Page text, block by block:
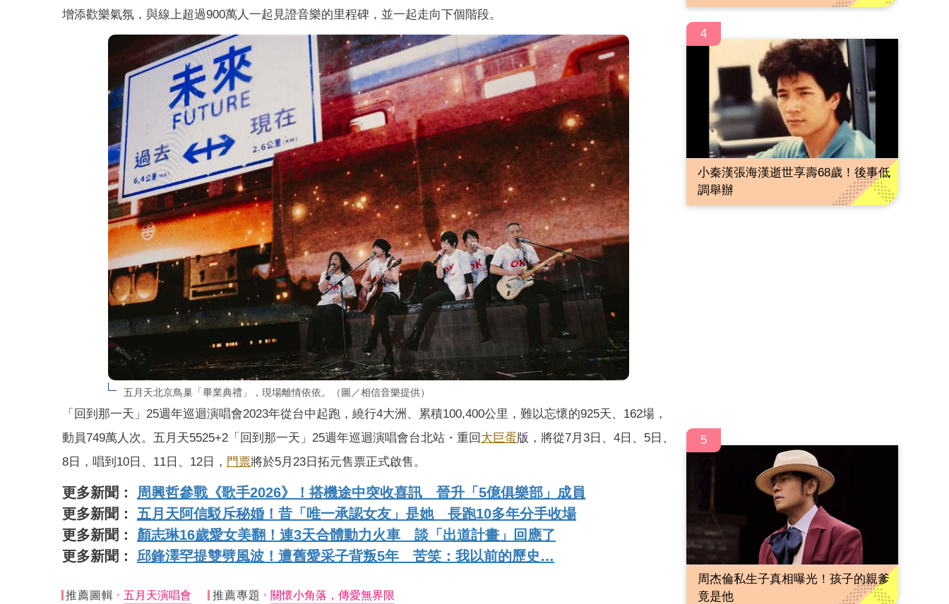
增添歡樂氣氛，與線上超過900萬人一起見證音樂的里程碑，並一起走向下個階段。
五月天北京鳥巢「畢業典禮」，現場離情依依。（圖／相信音樂提供）
「回到那一天」25週年巡迴演唱會2023年從台中起跑，繞行4大洲、累積100,400公里，難以忘懷的925天、162場，
動員749萬人次。五月天5525+2「回到那一天」25週年巡迴演唱會台北站・重回 大巨蛋版，將從7月3日、4日、5日、
8日，唱到10日、11日、12日， 門票將於5月23日拓元售票正式啟售。
更多新聞： 周興哲參戰《歌手2026》！搭機途中突收喜訊 晉升「5億俱樂部」成員
更多新聞： 五月天阿信駁斥秘婚！昔「唯一承認女友」是她 長跑10多年分手收場
更多新聞： 顏志琳16歲愛女美翻！連3天合體動力火車 談「出道計畫」回應了
更多新聞： 邱鋒澤罕提雙劈風波！遭舊愛采子背叛5年 苦笑：我以前的歷史…
推薦圖輯 五月天演唱會 推薦專題 關懷小角落，傳愛無界限
4
小秦漢張海漢逝世享壽68歲！後事低
調舉辦
5
周杰倫私生子真相曝光！孩子的親爹
竟是他